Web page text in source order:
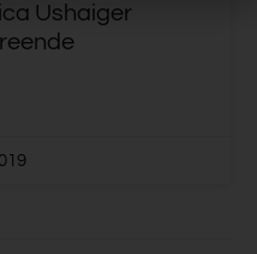
Ushaiger